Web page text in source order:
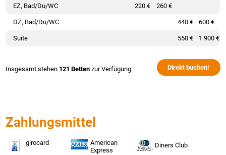
EZ, Bad/Du/WC 220 € 260 €
DZ, Bad/Du/WC 440 € 600 €
Suite 550 € 1.900 €
Insgesamt stehen 121 Betten zur Verfügung. Direkt buchen!
Zahlungsmittel
girocard
American
Express
Diners Club